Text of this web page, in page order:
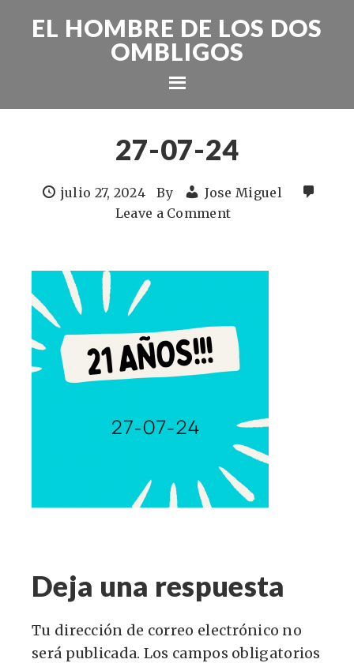
EL HOMBRE DE LOS DOS
OMBLIGOS
27-07-24
julio 27, 2024 By
Jose Miguel
Leave a Comment
Deja una respuesta
Tu dirección de correo electrónico no
será publicada. Los campos obligatorios